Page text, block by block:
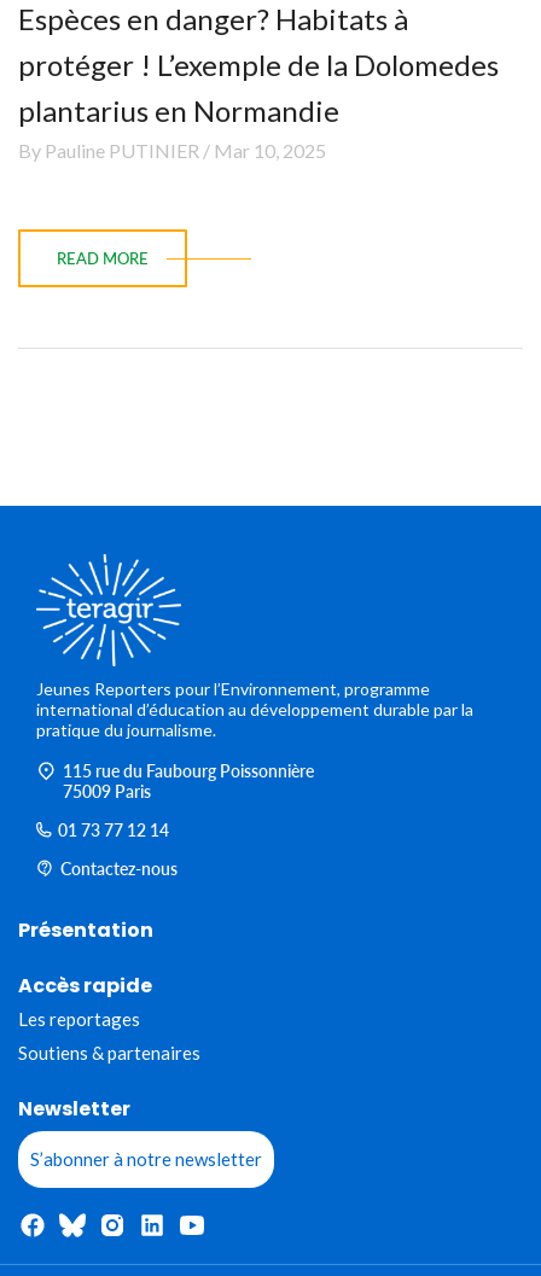
Espèces en danger? Habitats à
protéger ! L’exemple de la Dolomedes
plantarius en Normandie
By Pauline PUTINIER / Mar 10, 2025
READ MORE
Jeunes Reporters pour l’Environnement, programme
international d’éducation au développement durable par la
pratique du journalisme.
115 rue du Faubourg Poissonnière
75009 Paris
01 73 77 12 14
Contactez-nous
Présentation
Accès rapide
Les reportages
Soutiens & partenaires
Newsletter
S’abonner à notre newsletter